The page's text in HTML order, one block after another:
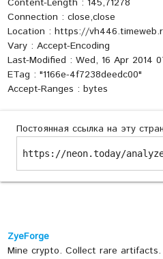
Content-Length : 145,71278
Connection : close,close
Location : https://
Vary : Accept-Encoding
Last-Modified : Wed, 16 Apr 2014
ETag : "1166e-4f7238deedc00"
Accept-Ranges : bytes
Постоянная ссылка на эту
https://neon.today/
ZyeForge
Mine crypto. Collect rare